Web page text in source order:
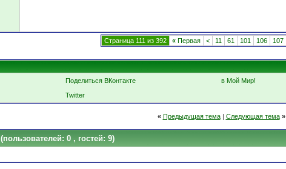
Страница 111 из 392 « Первая < 11 61 101 106 107
Поделиться ВКонтакте в Мой Мир!
Twitter
« Предыдущая тема| Следующая тема »
(пользователей: 0 , гостей: 9)